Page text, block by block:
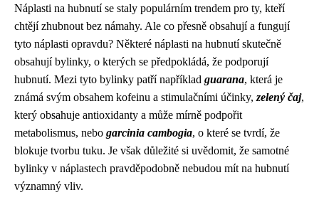
Náplasti na hubnutí se staly populárním trendem pro ty, kteří
chtějí zhubnout bez námahy. Ale co přesně obsahují a fungují
tyto náplasti opravdu? Některé náplasti na hubnutí skutečně
obsahují bylinky, o kterých se předpokládá, že podporují
hubnutí. Mezi tyto bylinky patří například guarana, která je
známá svým obsahem kofeinu a stimulačními účinky, zelený čaj,
který obsahuje antioxidanty a může mírně podpořit
metabolismus, nebo garcinia cambogia, o které se tvrdí, že
blokuje tvorbu tuku. Je však důležité si uvědomit, že samotné
bylinky v náplastech pravděpodobně nebudou mít na hubnutí
významný vliv.